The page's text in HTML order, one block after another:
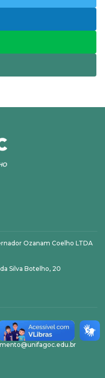
Ozanam Coelho LTDA
Silva Botelho, 20